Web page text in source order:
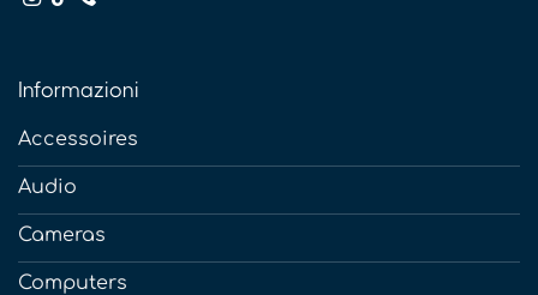
Informazioni
Accessoires
Audio
Cameras
Computers